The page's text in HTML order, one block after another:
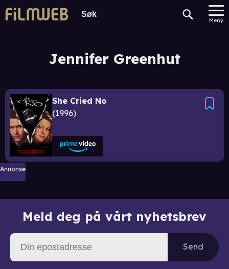
Meny
Jennifer Greenhut
She Cried No
1996
Annonse
Meld deg på vårt nyhetsbrev
Send